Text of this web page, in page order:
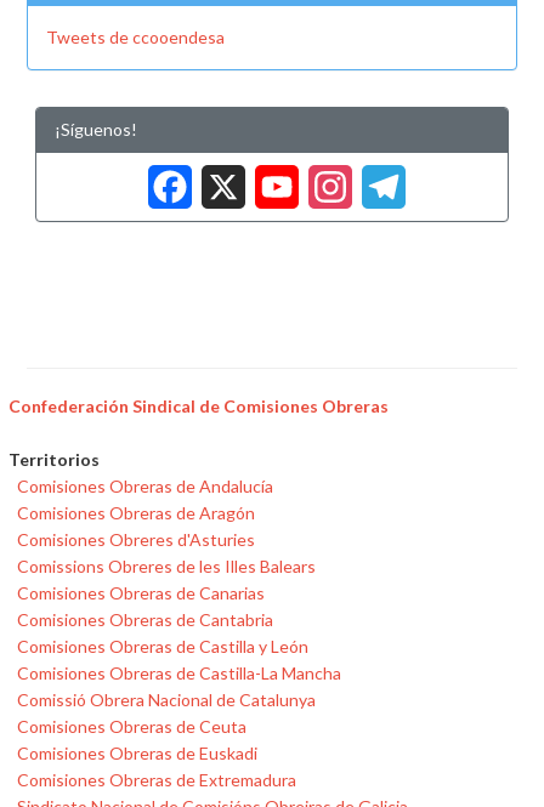
Tweets de ccooendesa
¡Síguenos!
Facebook
X
Confederación Sindical de Comisiones Obreras
Territorios
Comisiones Obreras de Andalucía
Comisiones Obreras de Aragón
Comisiones Obreres d'Asturies
Comissions Obreres de les Illes Balears
Comisiones Obreras de Canarias
Comisiones Obreras de Cantabria
Comisiones Obreras de Castilla y León
Comisiones Obreras de Castilla-La Mancha
Comissió Obrera Nacional de Catalunya
Comisiones Obreras de Ceuta
Comisiones Obreras de Euskadi
Comisiones Obreras de Extremadura